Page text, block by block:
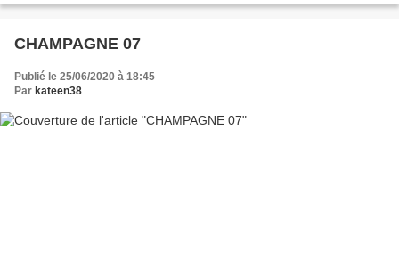
CHAMPAGNE 07
Publié le 25/06/2020 à 18:45
Par kateen38